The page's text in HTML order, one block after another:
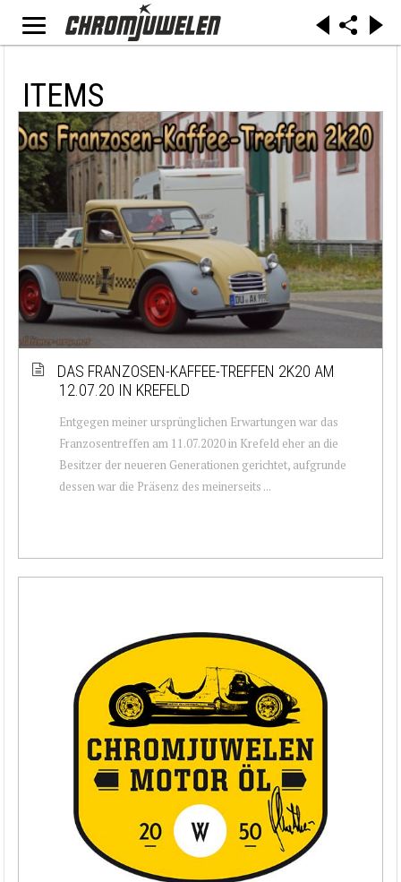
ITEMS
DAS FRANZOSEN-KAFFEE-TREFFEN 2K20 AM
12.07.20 IN KREFELD
Entgegen meiner ursprünglichen Erwartungen war das
Franzosentreffen am 11.07.2020 in Krefeld eher an die
Besitzer der neueren Generationen gerichtet, aufgrunde
dessen war die Präsenz des meinerseits ...